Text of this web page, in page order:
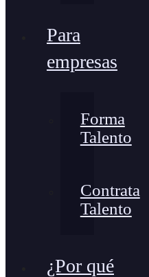
Para
empresas
Forma
Talento
Contrata
Talento
¿Por qué